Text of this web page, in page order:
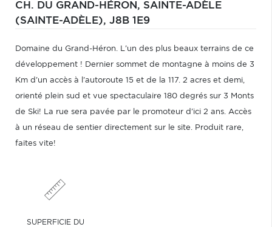
CH. DU GRAND-HÉRON, SAINTE-ADÈLE
(SAINTE-ADÈLE), J8B 1E9
Domaine du Grand-Héron. L'un des plus beaux terrains de ce
développement ! Dernier sommet de montagne à moins de 3
Km d'un accès à l'autoroute 15 et de la 117. 2 acres et demi,
orienté plein sud et vue spectaculaire 180 degrés sur 3 Monts
de Ski! La rue sera pavée par le promoteur d'ici 2 ans. Accès
à un réseau de sentier directement sur le site. Produit rare,
faites vite!
SUPERFICIE DU